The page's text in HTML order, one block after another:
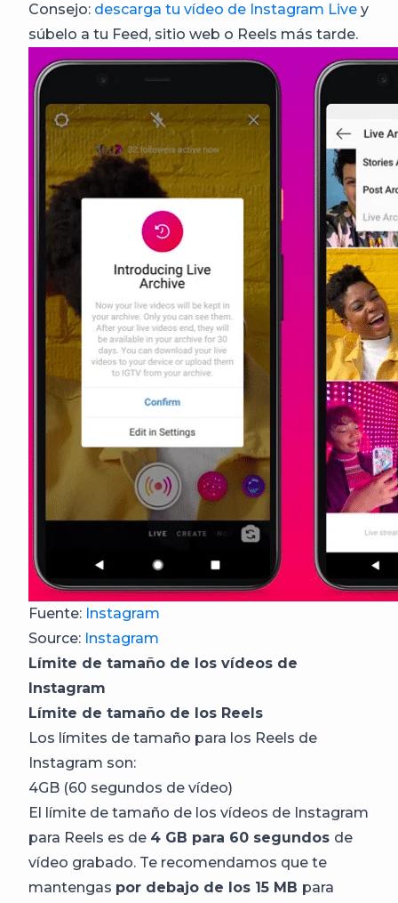
Consejo: descarga tu vídeo de Instagram Live y
súbelo a tu Feed, sitio web o Reels más tarde.
Fuente: Instagram
Source: Instagram
Límite de tamaño de los vídeos de
Instagram
Límite de tamaño de los Reels
Los límites de tamaño para los Reels de
Instagram son:
4GB (60 segundos de vídeo)
El límite de tamaño de los vídeos de Instagram
para Reels es de 4 GB para 60 segundos de
vídeo grabado. Te recomendamos que te
mantengas por debajo de los 15 MB para